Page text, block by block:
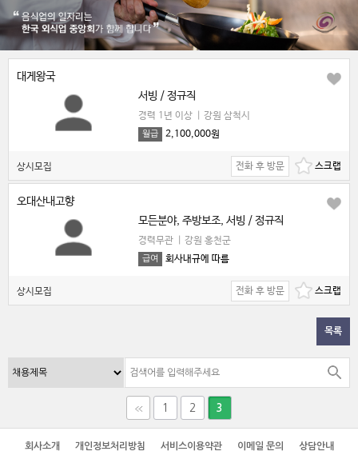
대게왕국
서빙 / 정규직
경력 1년 이상 강원 삼척시
월급 2,100,000원
상시모집 전화 후 방문
오대산내고향
모든분야, 주방보조, 서빙 / 정규직
경력무관 강원 홍천군
급여 회사내규에 따름
상시모집 전화 후 방문
목록
1 2 3
회사소개 개인정보처리방침 서비스이용약관 이메일 문의 상담안내